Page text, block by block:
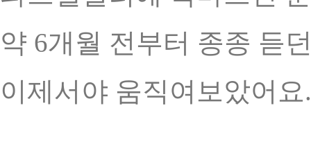
약 6개월 전부터 종종 듣
이제서야 움직여보았어요.